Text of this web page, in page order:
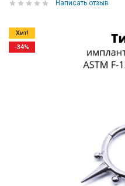
Написать отзыв
Хит!
-34%